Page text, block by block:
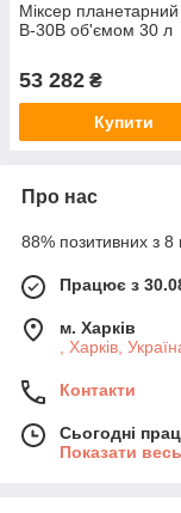
Міксер
B-30B об'ємом 30 л
53 282 ₴
Купити
Про нас
88% позитивних з 8
Працює з
м. Харків
, Харків,
Контакти
Сьогодні
Показати